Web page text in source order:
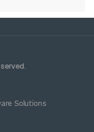
Solutions